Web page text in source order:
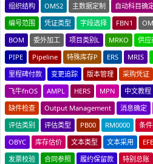
组织结构
OMS2 主数据定制 自动科目确
编号范围
凭证类型 字段选择 FBN1
BOM
委外加工 项目类别L MRKO 供应
PIPE
Pipeline 特殊库存P ERS MRIS
里程碑付款
变更追踪 版本管理 采购凭证
飞牛fnOS
AMPL HERS MPN 中文教程
缺件检查
Output Management 消息确定
评估类别
评估类型 PB00 RM0000 条
OBYC
库存估价 文本类型 文本采用
发票校验
合同参照 履约保留款 特别总账